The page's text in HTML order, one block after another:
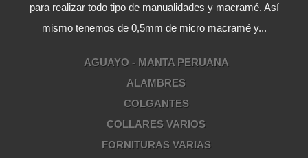
para realizar todo tipo de manualidades y macramé. Así
mismo tenemos de 0,5mm de micro macramé y...
AGUAYO - MANTA PERUANA
ALAMBRES
COLGANTES
COLLARES VARIOS
FORNITURAS VARIAS